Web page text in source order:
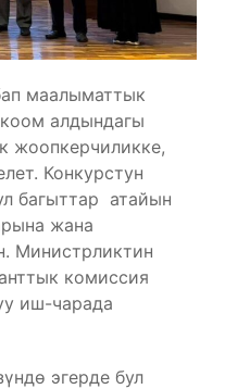
маалыматтык
алдындагы
жоопкерчиликке,
Конкурстун
багыттар атайын
жана
Министрликтин
комиссия
иш-чарада
эгерде бул